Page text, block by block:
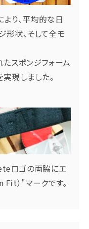
り、平均的な日
形状、そして全モ
たスポンジフォーム
現しました。
ロゴの両脇にエ
）"マークです。